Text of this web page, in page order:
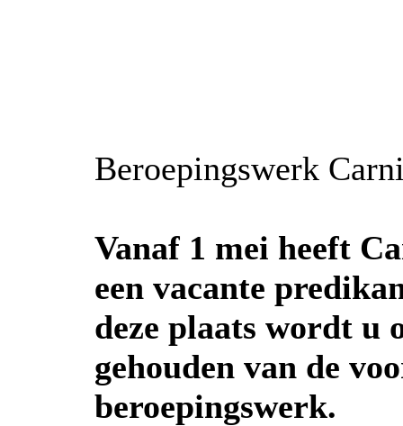
Beroepingswerk
Vanaf 1 mei heeft
een vacante
deze plaats wordt u
gehouden van de
beroepingswerk.